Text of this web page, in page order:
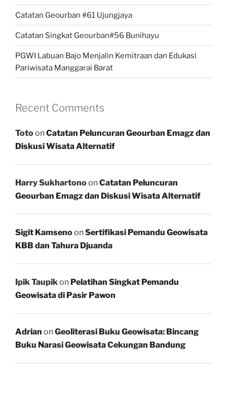
Catatan Geourban #61 Ujungjaya
Catatan Singkat Geourban#56 Bunihayu
PGWI Labuan Bajo Menjalin Kemitraan dan Edukasi
Pariwisata Manggarai Barat
Recent Comments
TotoonCatatan Peluncuran Geourban Emagz dan
Diskusi Wisata Alternatif
Harry SukhartonoonCatatan Peluncuran
Geourban Emagz dan Diskusi Wisata Alternatif
Sigit KamsenoonSertifikasi Pemandu Geowisata
KBB dan Tahura Djuanda
Ipik Taupik on Pelatihan Singkat Pemandu
Geowisata di Pasir Pawon
Adrian onGeoliterasi Buku Geowisata: Bincang
Buku Narasi Geowisata Cekungan Bandung